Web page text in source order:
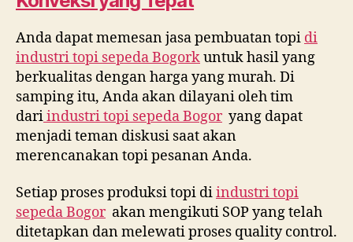
Anda dapat memesan jasa pembuatan topi di
industri topi sepeda Bogorkuntuk hasil yang
berkualitas dengan harga yang murah. Di
samping itu, Anda akan dilayani oleh tim
dariindustri topi sepeda Bogoryang dapat
menjadi teman diskusi saat akan
merencanakan topi pesanan Anda.
Setiap proses produksi topi diindustri topi
sepeda Bogorakan mengikuti SOP yang telah
ditetapkan dan melewati proses quality control.